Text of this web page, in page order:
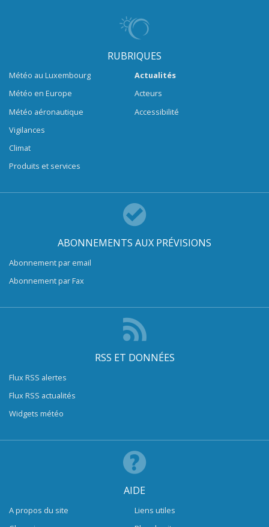
RUBRIQUES
Météo au Luxembourg
Météo en Europe
Météo aéronautique
Vigilances
Climat
Produits et services
Actualités
Acteurs
Accessibilité
ABONNEMENTS AUX PRÉVISIONS
Abonnement par email
Abonnement par Fax
RSS ET DONNÉES
Flux RSS alertes
Flux RSS actualités
Widgets météo
AIDE
A propos du site
Liens utiles